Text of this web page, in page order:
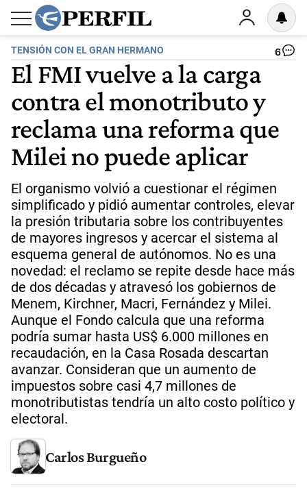
TENSIÓN CON EL GRAN HERMANO 6
El FMI vuelve a la carga
contra el monotributo y
reclama una reforma que
Milei no puede aplicar
El organismo volvió a cuestionar el régimen
simplificado y pidió aumentar controles, elevar
la presión tributaria sobre los contribuyentes
de mayores ingresos y acercar el sistema al
esquema general de autónomos. No es una
novedad: el reclamo se repite desde hace más
de dos décadas y atravesó los gobiernos de
Menem, Kirchner, Macri, Fernández y Milei.
Aunque el Fondo calcula que una reforma
podría sumar hasta US$ 6.000 millones en
recaudación, en la Casa Rosada descartan
avanzar. Consideran que un aumento de
impuestos sobre casi 4,7 millones de
monotributistas tendría un alto costo político y
electoral.
Carlos Burgueño